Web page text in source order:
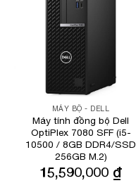
MÁY BỘ - DELL
Máy tính đồng bộ Dell
OptiPlex 7080 SFF (i5-
10500 / 8GB DDR4/SSD
256GB M.2)
15,590,000 ₫